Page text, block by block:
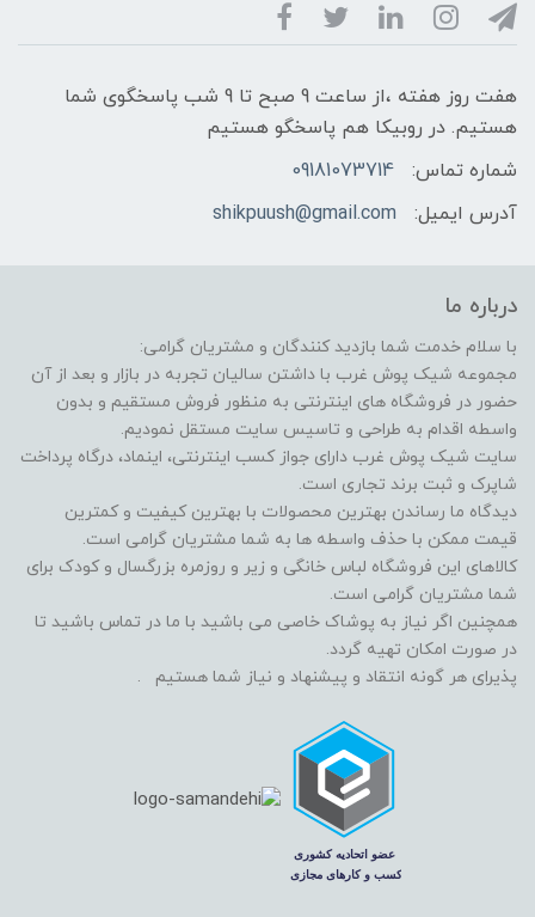
هفت روز هفته ،از ساعت 9 صبح تا 9 شب پاسخگوی شما
هستیم. در روبیکا هم پاسخگو هستیم
شماره تماس:
09181073714
آدرس ایمیل:
shikpuush@gmail.com
درباره ما
با سلام خدمت شما بازدید کنندگان و مشتریان گرامی:
مجموعه شیک پوش غرب با داشتن سالیان تجربه در بازار و بعد از آن
حضور در فروشگاه های اینترنتی به منظور فروش مستقیم و بدون
واسطه اقدام به طراحی و تاسیس سایت مستقل نمودیم.
سایت شیک پوش غرب دارای جواز کسب اینترنتی، اینماد، درگاه پرداخت
شاپرک و ثبت برند تجاری است.
دیدگاه ما رساندن بهترین محصولات با بهترین کیفیت و کمترین
قیمت ممکن با حذف واسطه ها به شما مشتریان گرامی است.
کالاهای این فروشگاه لباس خانگی و زیر و روزمره بزرگسال و کودک برای
شما مشتریان گرامی است.
همچنین اگر نیاز به پوشاک خاصی می باشید با ما در تماس باشید تا
در صورت امکان تهیه گردد.
پذیرای هر گونه انتقاد و پیشنهاد و نیاز شما هستیم .